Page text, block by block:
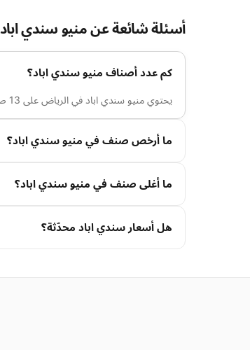
أسئلة شائعة عن منيو سندي اباد
كم عدد أصناف منيو سندي اباد؟
يحتوي منيو سندي اباد في الرياض على 13 صنفاً موزّعة على 3 تصنيف.
ما أرخص صنف في منيو سندي اباد؟
ما أغلى صنف في منيو سندي اباد؟
هل أسعار سندي اباد محدّثة؟